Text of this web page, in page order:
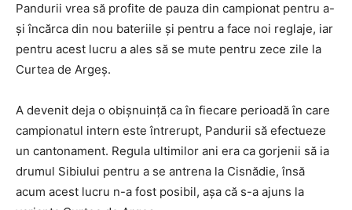
Pandurii vrea să profite de pauza din campionat pentru a-
și încărca din nou bateriile și pentru a face noi reglaje, iar
pentru acest lucru a ales să se mute pentru zece zile la
Curtea de Argeș.
A devenit deja o obișnuință ca în fiecare perioadă în care
campionatul intern este întrerupt, Pandurii să efectueze
un cantonament. Regula ultimilor ani era ca gorjenii să ia
drumul Sibiului pentru a se antrena la Cisnădie, însă
acum acest lucru n-a fost posibil, așa că s-a ajuns la